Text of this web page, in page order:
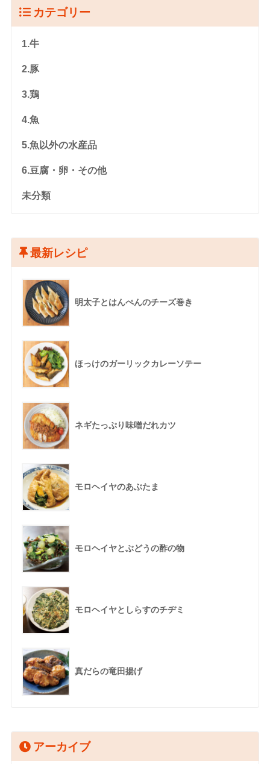
カテゴリー
1.牛
2.豚
3.鶏
4.魚
5.魚以外の水産品
6.豆腐・卵・その他
未分類
最新レシピ
明太子とはんぺんのチーズ巻き
ほっけのガーリックカレーソテー
ネギたっぷり味噌だれカツ
モロヘイヤのあぶたま
モロヘイヤとぶどうの酢の物
モロヘイヤとしらすのチヂミ
真だらの竜田揚げ
アーカイブ